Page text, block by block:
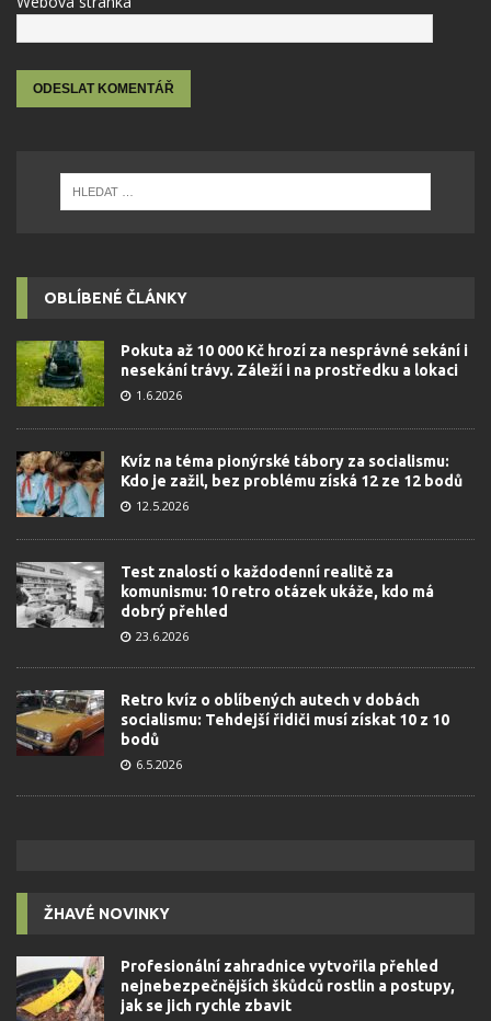
OBLÍBENÉ ČLÁNKY
Pokuta až 10 000 Kč hrozí za nesprávné sekání i
nesekání trávy. Záleží i na prostředku a lokaci
1.6.2026
Kvíz na téma pionýrské tábory za socialismu:
Kdo je zažil, bez problému získá 12 ze 12 bodů
12.5.2026
Test znalostí o každodenní realitě za
komunismu: 10 retro otázek ukáže, kdo má
dobrý přehled
23.6.2026
Retro kvíz o oblíbených autech v dobách
socialismu: Tehdejší řidiči musí získat 10 z 10
bodů
6.5.2026
ŽHAVÉ NOVINKY
Profesionální zahradnice vytvořila přehled
nejnebezpečnějších škůdců rostlin a postupy,
jak se jich rychle zbavit